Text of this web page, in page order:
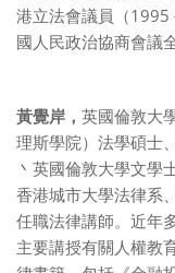
港立法會議員（1995
國人民政治協商會議
黃覺岸， 英國倫敦大
理斯學院）法學碩士
丶英國倫敦大學文學
香港城市大學法律系
任職法律講師。近年
主要講授有關人權教